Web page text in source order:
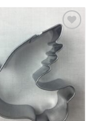
Zum
Wunschzettel
hinzufügen